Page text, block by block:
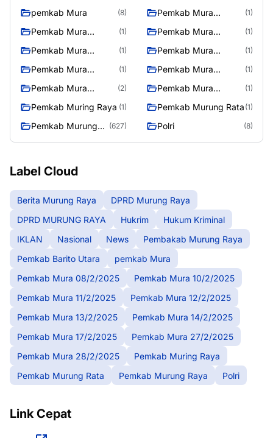
pemkab Mura (8)
Pemkab Mura
(1)
Pemkab Mura
(1)
Pemkab Mura
(1)
Pemkab Mura
(1)
Pemkab Mura
(1)
Pemkab Mura
(1)
Pemkab Mura
(1)
Pemkab Mura
(2)
Pemkab Mura
(1)
Pemkab Muring Raya (1) Pemkab Murung Rata (1)
Pemkab Murung
(627) Polri (8)
Label Cloud
Berita Murung Raya
DPRD Murung Raya
DPRD MURUNG RAYA
Hukrim
Hukum Kriminal
IKLAN
Nasional News
Pembakab Murung Raya
Pemkab Barito Utara
pemkab Mura
Pemkab Mura 08/2/2025
Pemkab Mura 10/2/2025
Pemkab Mura 11/2/2025
Pemkab Mura 12/2/2025
Pemkab Mura 13/2/2025
Pemkab Mura 14/2/2025
Pemkab Mura 17/2/2025
Pemkab Mura 27/2/2025
Pemkab Mura 28/2/2025
Pemkab Muring Raya
Pemkab Murung Rata
Pemkab Murung Raya Polri
Link Cepat